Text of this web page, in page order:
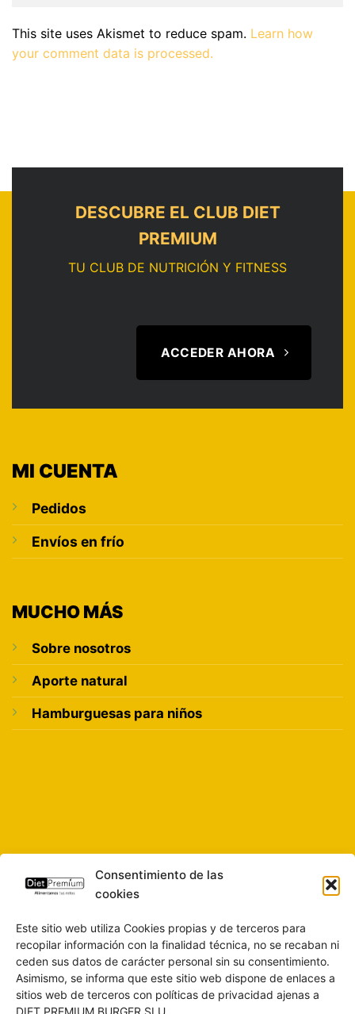
Consentimiento de las
cookies
Este sitio web utiliza Cookies propias y de terceros para
recopilar información con la finalidad técnica, no se recaban ni
ceden sus datos de carácter personal sin su consentimiento.
Asimismo, se informa que este sitio web dispone de enlaces a
sitios web de terceros con políticas de privacidad ajenas a
This site uses Akismet to reduce spam. Learn how
your comment data is processed.
DESCUBRE EL CLUB DIET
PREMIUM
TU CLUB DE NUTRICIÓN Y FITNESS
ACCEDER AHORA
MI CUENTA
Pedidos
Envíos en frío
MUCHO MÁS
Sobre nosotros
Aporte natural
Hamburguesas para niños